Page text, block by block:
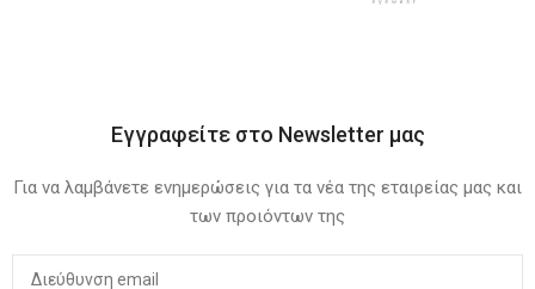
Εγγραφείτε στο Newsletter μας
Για να λαμβάνετε ενημερώσεις για τα νέα της εταιρείας μας και
των προιόντων της